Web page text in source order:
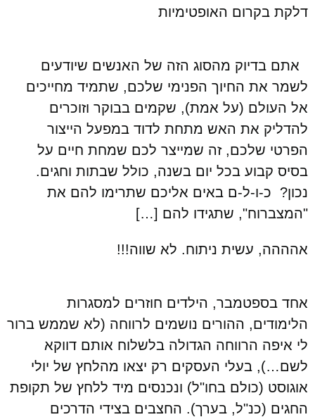
דלקת בקרום האופטימיות
אתם בדיוק מהסוג הזה של האנשים שיודעים
לשמר את החיוך הפנימי שלכם, שתמיד מחייכים
אל העולם (על אמת), שקמים בבוקר וזוכרים
להדליק את האש מתחת לדוד במפעל הייצור
הפרטי שלכם, זה שמייצר לכם שמחת חיים על
בסיס קבוע בכל יום בשנה, כולל שבתות וחגים.
נכון? כ-ו-ל-ם באים אליכם שתרימו להם את
"המצברוח", שתגידו להם […]
אהההה, עשית ניתוח. לא שווה!!!
אחד בספטמבר, הילדים חוזרים למסגרות
הלימודים, ההורים נושמים לרווחה (לא שממש ברור
לי איפה הרווחה הגדולה בלשלוח אותם דווקא
לשם…), בעלי העסקים רק יצאו מהלחץ של יולי
אוגוסט (כולם בחו"ל) ונכנסים מיד ללחץ של תקופת
החגים (כנ"ל, בערך). החצבים בצידי הדרכים